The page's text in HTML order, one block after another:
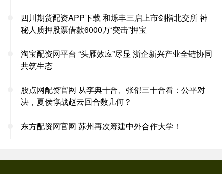
四川期货配资APP下载 和烁丰三启上市剑指北交所 神
秘人质押股票借款6000万“突击”押宝
淘宝配资网平台 “头雁效应”尽显 浙企新兴产业全链协同
共筑生态
股点网配资官网 从李典十合、张郃三十合看：公平对
决，夏侯惇战赵云回合数几何？
东方配资网官网 苏州再次筹建中外合作大学！